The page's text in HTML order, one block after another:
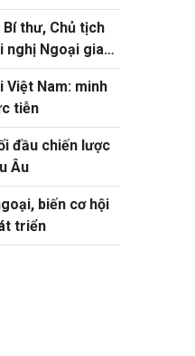
thư, Chủ tịch
nghị Ngoại giao
Việt Nam: minh
tiễn
đầu chiến lược
Âu
biến cơ hội
triển